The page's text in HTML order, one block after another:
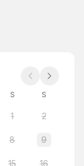
S S
1 2
8 9
15 16